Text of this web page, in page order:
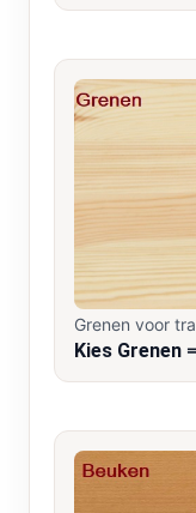
Grenen voor
Kies Grenen